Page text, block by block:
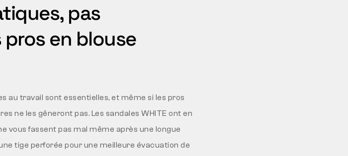
pas
en blouse
au travail sont essentielles, et même si les pros
ne les gêneront pas. Les sandales WHITE ont en
vous fassent pas mal même après une longue
tige perforée pour une meilleure évacuation de